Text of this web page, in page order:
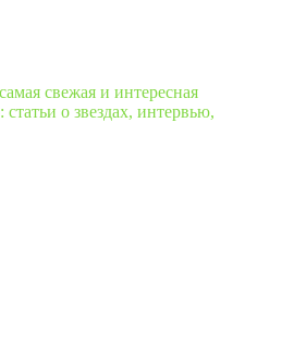
свежая и интересная
о звездах, интервью,